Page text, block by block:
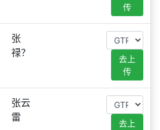
传
张
禄？
去上
传
张云
雷
去上